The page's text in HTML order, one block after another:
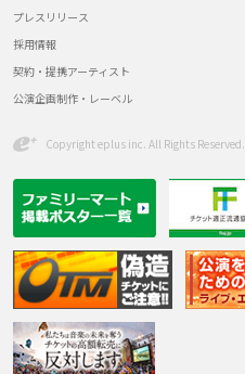
プレスリリース
採用情報
契約・提携アーティスト
公演企画制作・レーベル
Copyright eplus inc. All Rights Reserved.